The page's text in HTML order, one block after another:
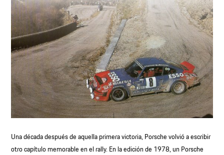
Una década después de aquella primera victoria, Porsche volvió a escribir
otro capítulo memorable en el rally. En la edición de 1978, un Porsche